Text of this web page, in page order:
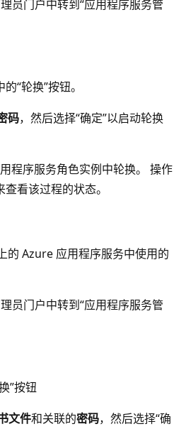
员门户中转到“应用程序服务管
“轮换”按钮。
码，然后选择“确定”以启动轮换
程序服务角色实例中轮换。 操作
看该过程的状态。
的 Azure 应用程序服务中使用的
员门户中转到“应用程序服务管
”按钮
文件和关联的密码，然后选择“确